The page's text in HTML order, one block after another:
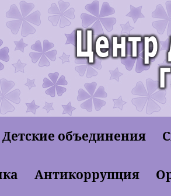
"Лахденпохский
Детские объединения
Антикоррупция